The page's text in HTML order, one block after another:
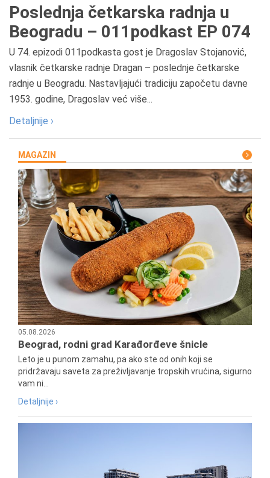
Poslednja četkarska radnja u
Beogradu – 011podkast EP 074
U 74. epizodi 011podkasta gost je Dragoslav Stojanović,
vlasnik četkarske radnje Dragan – poslednje četkarske
radnje u Beogradu. Nastavljajući tradiciju započetu davne
1953. godine, Dragoslav već više...
Detaljnije ›
MAGAZIN
05.08.2026
Beograd, rodni grad Karađorđeve šnicle
Leto je u punom zamahu, pa ako ste od onih koji se
pridržavaju saveta za preživljavanje tropskih vrućina, sigurno
vam ni...
Detaljnije ›